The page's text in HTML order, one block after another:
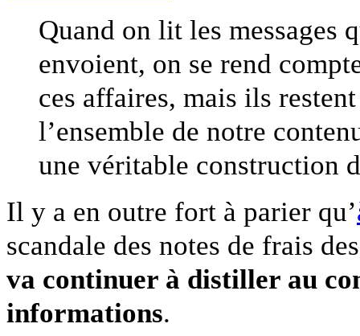
Quand on lit les messages
envoient, on se rend
ces affaires, mais ils
l’ensemble de notre
une véritable construction
Il y a en outre fort à parier qu’
scandale des notes de frais
va continuer à distiller au
informations.